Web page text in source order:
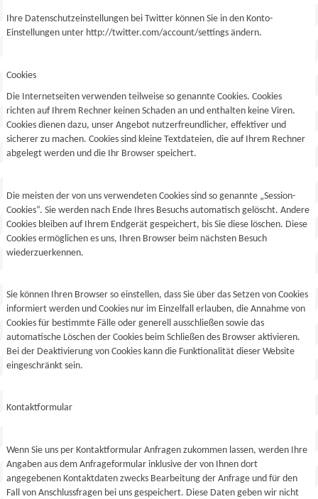
Ihre Datenschutzeinstellungen bei Twitter können Sie in den Konto-
Einstellungen unter http://twitter.com/account/settings ändern.
Cookies
Die Internetseiten verwenden teilweise so genannte Cookies. Cookies
richten auf Ihrem Rechner keinen Schaden an und enthalten keine Viren.
Cookies dienen dazu, unser Angebot nutzerfreundlicher, effektiver und
sicherer zu machen. Cookies sind kleine Textdateien, die auf Ihrem Rechner
abgelegt werden und die Ihr Browser speichert.
Die meisten der von uns verwendeten Cookies sind so genannte „Session-
Cookies“. Sie werden nach Ende Ihres Besuchs automatisch gelöscht. Andere
Cookies bleiben auf Ihrem Endgerät gespeichert, bis Sie diese löschen. Diese
Cookies ermöglichen es uns, Ihren Browser beim nächsten Besuch
wiederzuerkennen.
Sie können Ihren Browser so einstellen, dass Sie über das Setzen von Cookies
informiert werden und Cookies nur im Einzelfall erlauben, die Annahme von
Cookies für bestimmte Fälle oder generell ausschließen sowie das
automatische Löschen der Cookies beim Schließen des Browser aktivieren.
Bei der Deaktivierung von Cookies kann die Funktionalität dieser Website
eingeschränkt sein.
Kontaktformular
Wenn Sie uns per Kontaktformular Anfragen zukommen lassen, werden Ihre
Angaben aus dem Anfrageformular inklusive der von Ihnen dort
angegebenen Kontaktdaten zwecks Bearbeitung der Anfrage und für den
Fall von Anschlussfragen bei uns gespeichert. Diese Daten geben wir nicht